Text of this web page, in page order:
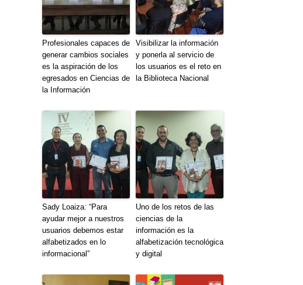
Profesionales capaces de
generar cambios sociales
es la aspiración de los
egresados en Ciencias de
la Información
Visibilizar la información
y ponerla al servicio de
los usuarios es el reto en
la Biblioteca Nacional
Sady Loaiza: “Para
ayudar mejor a nuestros
usuarios debemos estar
alfabetizados en lo
informacional”
Uno de los retos de las
ciencias de la
información es la
alfabetización tecnológica
y digital